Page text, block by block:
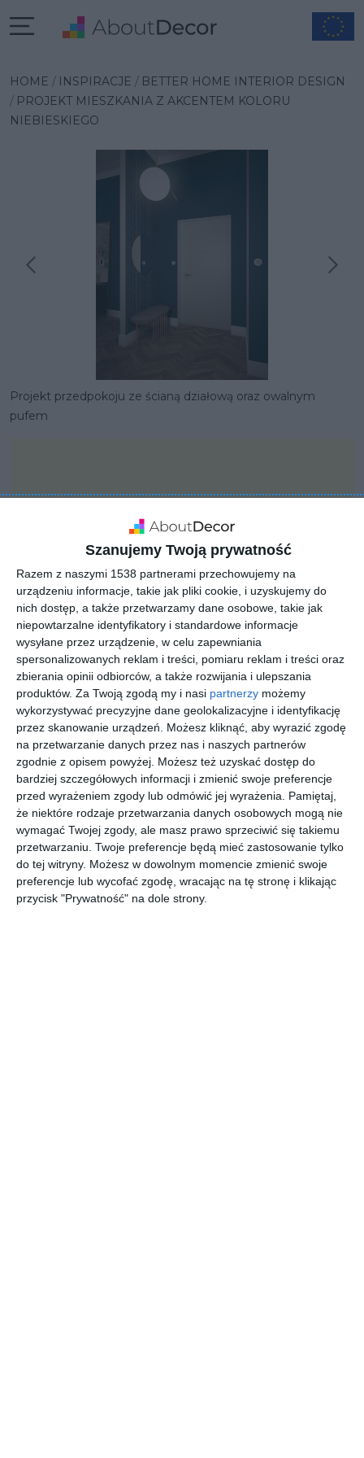
Szanujemy Twoją prywatność
Razem z naszymi 1538 partnerami przechowujemy na
urządzeniu informacje, takie jak pliki cookie, i uzyskujemy do
nich dostęp, a także przetwarzamy dane osobowe, takie jak
niepowtarzalne identyfikatory i standardowe informacje
wysyłane przez urządzenie, w celu zapewniania
spersonalizowanych reklam i treści, pomiaru reklam i treści oraz
zbierania opinii odbiorców, a także rozwijania i ulepszania
produktów. Za Twoją zgodą my i nasi partnerzy możemy
wykorzystywać precyzyjne dane geolokalizacyjne i identyfikację
przez skanowanie urządzeń. Możesz kliknąć, aby wyrazić zgodę
na przetwarzanie danych przez nas i naszych partnerów
zgodnie z opisem powyżej. Możesz też uzyskać dostęp do
bardziej szczegółowych informacji i zmienić swoje preferencje
przed wyrażeniem zgody lub odmówić jej wyrażenia.
Pamiętaj,
że niektóre rodzaje przetwarzania danych osobowych mogą nie
wymagać Twojej zgody, ale masz prawo sprzeciwić się takiemu
przetwarzaniu. Twoje preferencje będą mieć zastosowanie tylko
do tej witryny. Możesz w dowolnym momencie zmienić swoje
preferencje lub wycofać zgodę, wracając na tę stronę i klikając
przycisk "Prywatność" na dole strony.
HOME INSPIRACJE
BETTER HOME INTERIOR DESIGN
PROJEKT MIESZKANIA Z AKCENTEM KOLORU
NIEBIESKIEGO
Poprzednia inspiracja
Następna inspiracja
Projekt przedpokoju ze ścianą działową oraz owalnym
pufem
PROJEKT
Projekt mieszkania z
akcentem koloru
niebieskiego
Aranżacja projektu mieszkania z akcentem koloru
niebieskiego.
POKAŻ WIĘCEJ
AUTOR:Better Home Interior Design